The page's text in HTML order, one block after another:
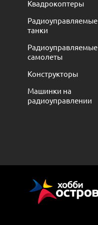
Квадрокоптеры
Радиоуправляемые
танки
Радиоуправляемые
самолеты
Конструкторы
Машинки на
радиоуправлении